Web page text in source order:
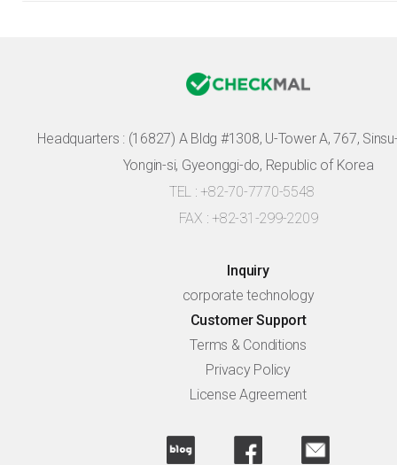
Headquarters : (16827) A Bldg #1308, U-Tower A, 767,
Yongin-si, Gyeonggi-do, Republic of Korea
TEL : +82-70-7770-5548
FAX : +82-31-299-2209
Inquiry
corporate technology
Customer Support
Terms & Conditions
Privacy Policy
License Agreement